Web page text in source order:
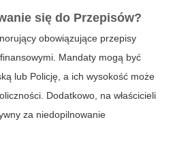
się do Przepisów?
obowiązujące przepisy
Mandaty mogą być
lub Policję, a ich wysokość może
Dodatkowo, na właścicieli
za niedopilnowanie